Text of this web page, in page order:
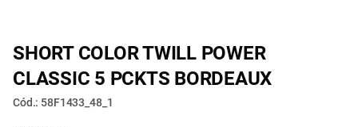
SHORT COLOR TWILL POWER
CLASSIC 5 PCKTS BORDEAUX
Cód.: 58F1433_48_1